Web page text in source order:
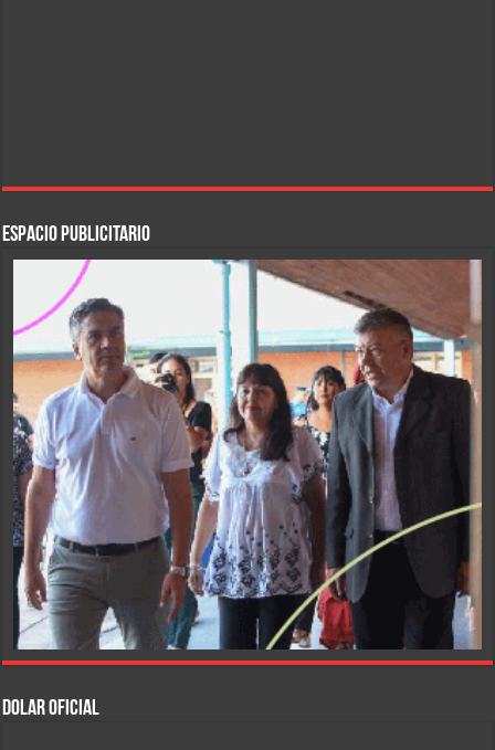
ESPACIO PUBLICITARIO
DOLAR OFICIAL